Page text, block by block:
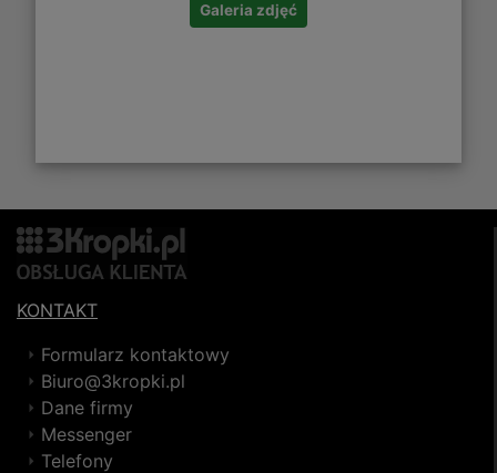
Galeria zdjęć
KONTAKT
Formularz kontaktowy
Biuro@3kropki.pl
Dane firmy
Messenger
Telefony